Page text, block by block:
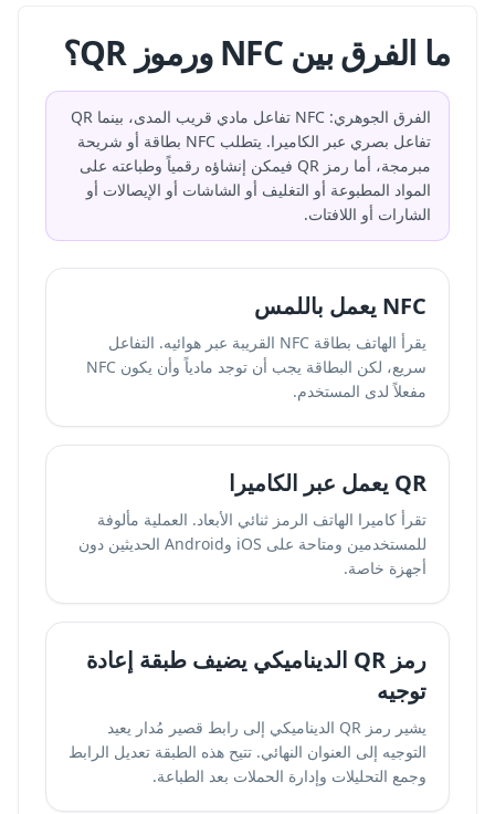
ما الفرق بين NFC ورموز QR؟
الفرق الجوهري: NFC تفاعل مادي قريب المدى، بينما QR
تفاعل بصري عبر الكاميرا. يتطلب NFC بطاقة أو شريحة
مبرمجة، أما رمز QR فيمكن إنشاؤه رقمياً وطباعته على
المواد المطبوعة أو التغليف أو الشاشات أو الإيصالات أو
الشارات أو اللافتات.
NFC يعمل باللمس
يقرأ الهاتف بطاقة NFC القريبة عبر هوائيه. التفاعل
سريع، لكن البطاقة يجب أن توجد مادياً وأن يكون NFC
مفعلاً لدى المستخدم.
QR يعمل عبر الكاميرا
تقرأ كاميرا الهاتف الرمز ثنائي الأبعاد. العملية مألوفة
للمستخدمين ومتاحة على iOS وAndroid الحديثين دون
أجهزة خاصة.
رمز QR الديناميكي يضيف طبقة إعادة
توجيه
يشير رمز QR الديناميكي إلى رابط قصير مُدار يعيد
التوجيه إلى العنوان النهائي. تتيح هذه الطبقة تعديل الرابط
وجمع التحليلات وإدارة الحملات بعد الطباعة.